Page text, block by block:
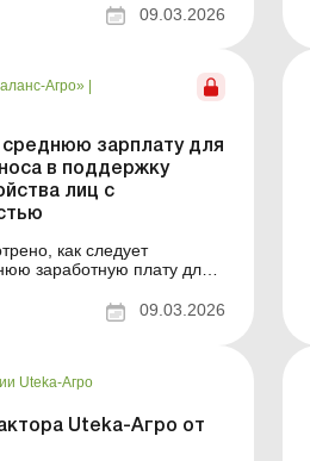
– обновляется ежедневно
выполненных работ после
...
09.03.2026
Агро»
зарплату для
в поддержку
лиц с
как следует
заработную плату для
лиц с
постановлению
правила
09.03.2026
Uteka-Агро
Uteka-Агро от